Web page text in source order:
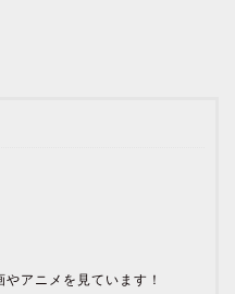
アニメを見ています！